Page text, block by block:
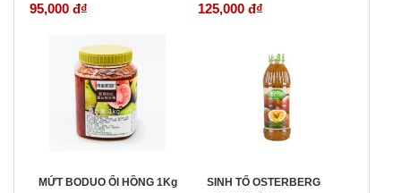
95,000 đ₫ 125,000 đ₫
MỨT BODUO ỔI HỒNG 1Kg
SINH TỐ OSTERBERG